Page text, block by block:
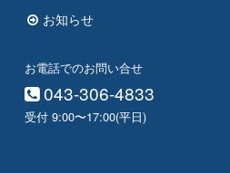
お知らせ
お電話でのお問い合せ
043-306-4833
受付 9:00〜17:00(平日)